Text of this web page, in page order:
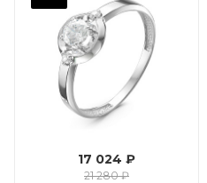
17 024 ₽
21 280 ₽
Вес драгметалла
Марка (бренд)
Дельта
Фианит
Цвет золота